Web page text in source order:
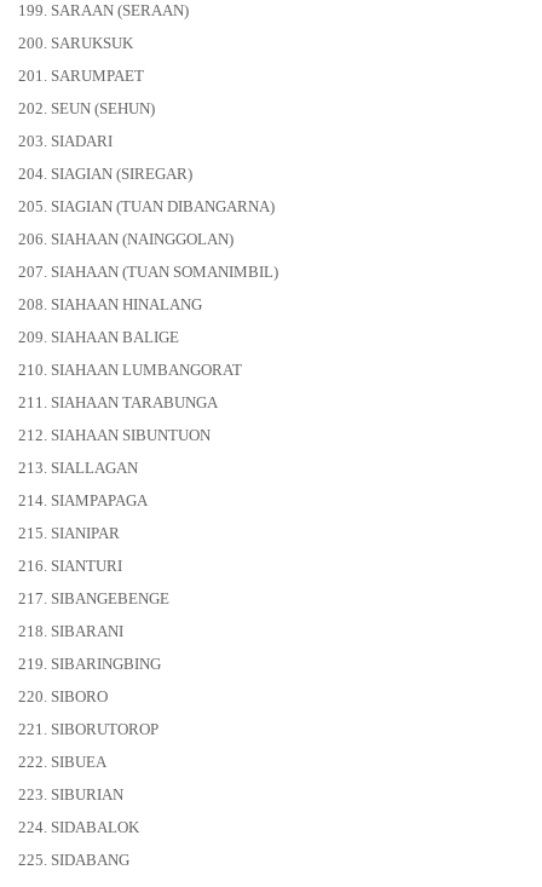
199. SARAAN (SERAAN)
200. SARUKSUK
201. SARUMPAET
202. SEUN (SEHUN)
203. SIADARI
204. SIAGIAN (SIREGAR)
205. SIAGIAN (TUAN DIBANGARNA)
206. SIAHAAN (NAINGGOLAN)
207. SIAHAAN (TUAN SOMANIMBIL)
208. SIAHAAN HINALANG
209. SIAHAAN BALIGE
210. SIAHAAN LUMBANGORAT
211. SIAHAAN TARABUNGA
212. SIAHAAN SIBUNTUON
213. SIALLAGAN
214. SIAMPAPAGA
215. SIANIPAR
216. SIANTURI
217. SIBANGEBENGE
218. SIBARANI
219. SIBARINGBING
220. SIBORO
221. SIBORUTOROP
222. SIBUEA
223. SIBURIAN
224. SIDABALOK
225. SIDABANG